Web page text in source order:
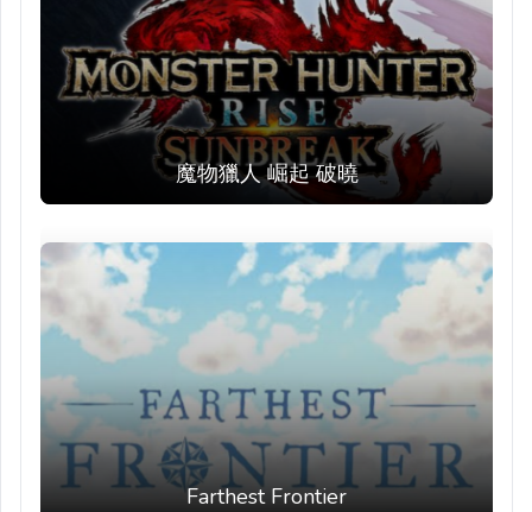
魔物獵人 崛起 破曉
Farthest Frontier